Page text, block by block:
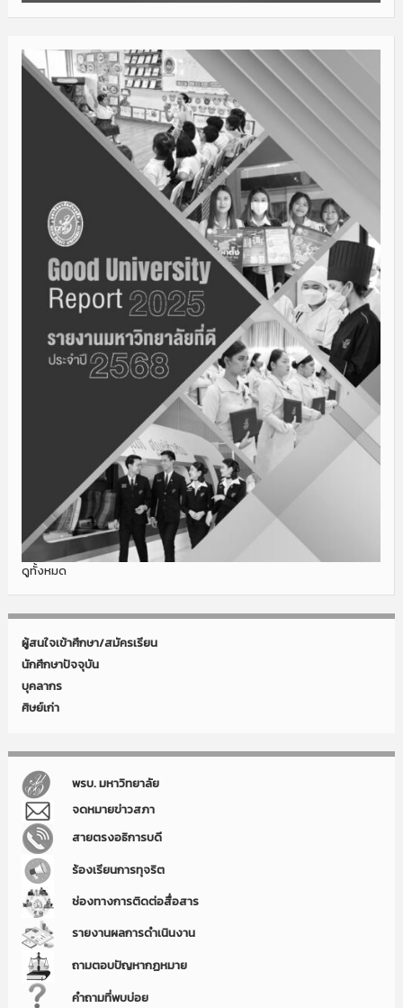
ดูทั้งหมด
ผู้สนใจเข้าศึกษา/สมัครเรียน
นักศึกษาปัจจุบัน
บุคลากร
ศิษย์เก่า
พรบ. มหาวิทยาลัย
จดหมายข่าวสภา
สายตรงอธิการบดี
ร้องเรียนการทุจริต
ช่องทางการติดต่อสื่อสาร
รายงานผลการดำเนินงาน
ถามตอบปัญหากฏหมาย
คำถามที่พบบ่อย